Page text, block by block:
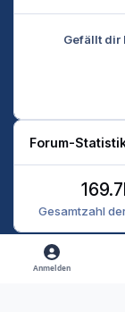
Gefällt dir
Forum-
Gesamtzahl
Heller Modus
Dunkler Modus
Anmelden